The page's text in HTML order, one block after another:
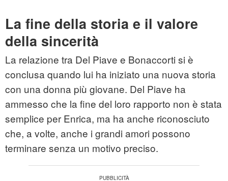
La fine della storia e il valore
della sincerità
La relazione tra Del Piave e Bonaccorti si è
conclusa quando lui ha iniziato una nuova storia
con una donna più giovane. Del Piave ha
ammesso che la fine del loro rapporto non è stata
semplice per Enrica, ma ha anche riconosciuto
che, a volte, anche i grandi amori possono
terminare senza un motivo preciso.